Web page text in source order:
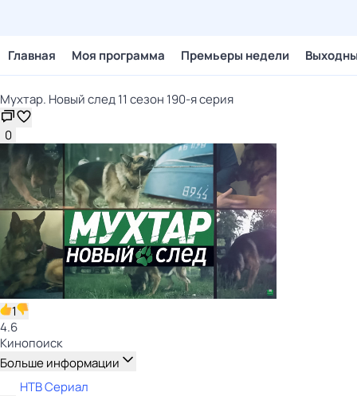
Главная Моя программа Премьеры недели
Мухтар. Новый след 11 сезон 190-я серия
0
1
4.6
Кинопоиск
Больше информации
НТВ Сериал